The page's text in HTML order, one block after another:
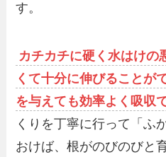
す。
カチカチに硬く水はけの
くて十分に伸びることが
を与えても効率よく吸収
くりを丁寧に行って「ふ
おけば、根がのびのびと